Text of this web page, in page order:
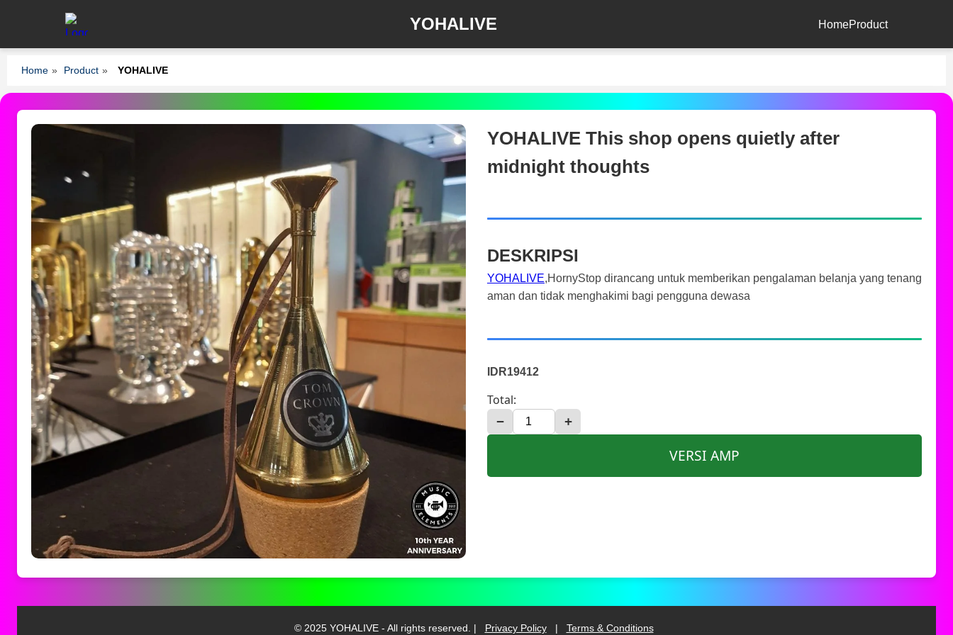
YOHALIVE HomeProduct
Home » Product » YOHALIVE
YOHALIVE This shop opens quietly after
midnight thoughts
DESKRIPSI
YOHALIVE,HornyStop dirancang untuk memberikan pengalaman belanja yang tenang
aman dan tidak menghakimi bagi pengguna dewasa
IDR19412
Total:
− +
VERSI AMP
© 2025 YOHALIVE - All rights reserved. | Privacy Policy | Terms & Conditions